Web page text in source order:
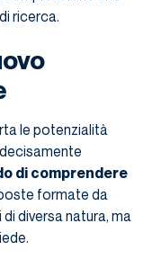
ricerca.
le potenzialità
di comprendere
formate da
diversa natura, ma